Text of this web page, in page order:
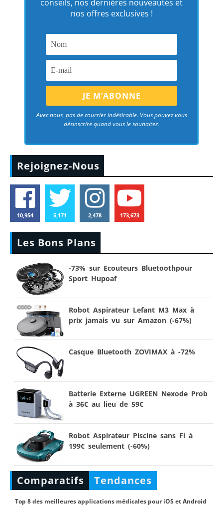
conseils, nos dernières nouveautés et
nos offres exclusives !
Avec nous, pas de courrier indésirable. Vous pouvez vous
désinscrire quand vous le souhaitez.
Rejoignez-Nous
10,954 5,171 2,478 173,673
Les Bons Plans
-73% sur Ecouteurs Bluetoothpour
Sport Hupoaf
Robot Aspirateur Lefant M3 Max à
prix jamais vu sur Amazon (-67%)
Casque Bluetooth ZOVIMAX à -72%
Batterie Externe UGREEN Nexode Prob
à 36€ au lieu de 59€
Robot Aspirateur Piscine sans Fi à
199€ seulement (-60%)
Comparatifs Tendances
Top 8 des meilleures applications médicales pour iOS et Android